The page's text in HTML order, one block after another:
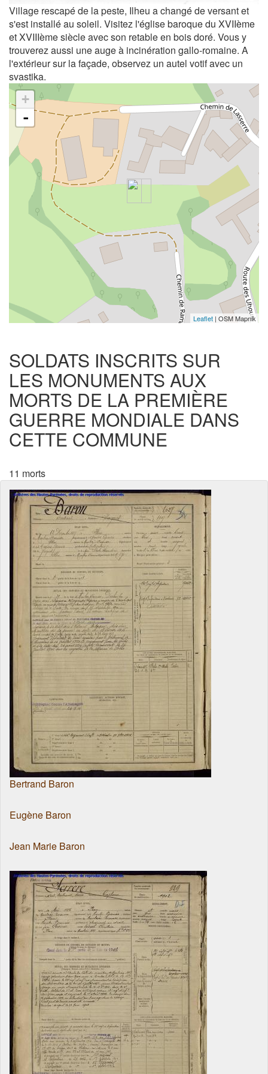
Village rescapé de la peste, Ilheu a changé de versant et
s'est installé au soleil. Visitez l'église baroque du XVIIème
et XVIIIème siècle avec son retable en bois doré. Vous y
trouverez aussi une auge à incinération gallo-romaine. A
l'extérieur sur la façade, observez un autel votif avec un
svastika.
+
-
Leaflet | OSM Mapnik
SOLDATS INSCRITS SUR
LES MONUMENTS AUX
MORTS DE LA PREMIÈRE
GUERRE MONDIALE DANS
CETTE COMMUNE
11 morts
Bertrand Baron
Eugène Baron
Jean Marie Baron